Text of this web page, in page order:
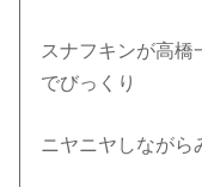
スナフキンが高橋
でびっくり
ニヤニヤしながら